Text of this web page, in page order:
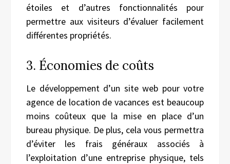
étoiles et d’autres fonctionnalités pour
permettre aux visiteurs d’évaluer facilement
différentes propriétés.
3. Économies de coûts
Le développement d’un site web pour votre
agence de location de vacances est beaucoup
moins coûteux que la mise en place d’un
bureau physique. De plus, cela vous permettra
d’éviter les frais généraux associés à
l’exploitation d’une entreprise physique, tels